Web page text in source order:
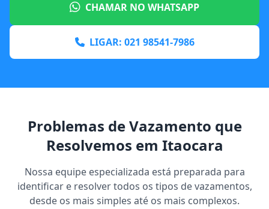
CHAMAR NO WHATSAPP
LIGAR: 021 98541-7986
Problemas de Vazamento que
Resolvemos em Itaocara
Nossa equipe especializada está preparada para
identificar e resolver todos os tipos de vazamentos,
desde os mais simples até os mais complexos.